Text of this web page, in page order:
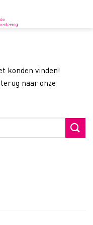
konden vinden!
naar onze